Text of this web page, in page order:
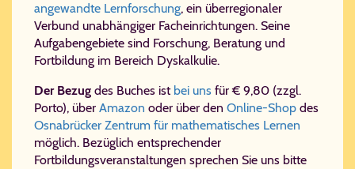
angewandte Lernforschung, ein überregionaler
Verbund unabhängiger Facheinrichtungen. Seine
Aufgabengebiete sind Forschung, Beratung und
Fortbildung im Bereich Dyskalkulie.
Der Bezug des Buches ist bei uns für € 9,80 (zzgl.
Porto), über Amazon oder über den Online-Shop des
Osnabrücker Zentrum für mathematisches Lernen
möglich. Bezüglich entsprechender
Fortbildungsveranstaltungen sprechen Sie uns bitte